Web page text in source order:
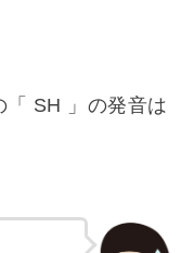
「 SH 」の発音は